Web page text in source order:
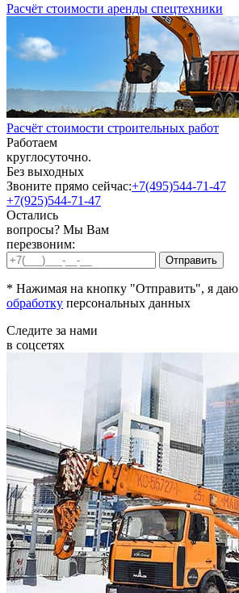
Расчёт стоимости аренды спецтехники
Расчёт стоимости строительных работ
Работаем
круглосуточно.
Без выходных
Звоните прямо сейчас:+7(495)544-71-47
+7(925)544-71-47
Остались
вопросы? Мы Вам
перезвоним:
* Нажимая на кнопку "Отправить", я даю
обработку персональных данных
Следите за нами
в соцсетях